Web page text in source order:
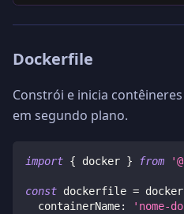
Dockerfile
Constrói e inicia
em segundo plano.
import { docker } from
const dockerfile = docker
  containerName
: 'nome-